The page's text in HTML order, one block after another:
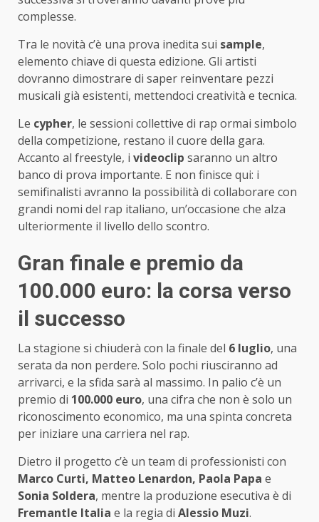
complesse.
Tra le novità c’è una prova inedita sui sample,
elemento chiave di questa edizione. Gli artisti
dovranno dimostrare di saper reinventare pezzi
musicali già esistenti, mettendoci creatività e tecnica.
Le cypher, le sessioni collettive di rap ormai simbolo
della competizione, restano il cuore della gara.
Accanto al freestyle, i videoclip saranno un altro
banco di prova importante. E non finisce qui: i
semifinalisti avranno la possibilità di collaborare con
grandi nomi del rap italiano, un’occasione che alza
ulteriormente il livello dello scontro.
Gran finale e premio da
100.000 euro: la corsa verso
il successo
La stagione si chiuderà con la finale del 6 luglio, una
serata da non perdere. Solo pochi riusciranno ad
arrivarci, e la sfida sarà al massimo. In palio c’è un
premio di 100.000 euro, una cifra che non è solo un
riconoscimento economico, ma una spinta concreta
per iniziare una carriera nel rap.
Dietro il progetto c’è un team di professionisti con
Marco Curti, Matteo Lenardon, Paola Papa e
Sonia Soldera, mentre la produzione esecutiva è di
Fremantle Italia e la regia di Alessio Muzi.